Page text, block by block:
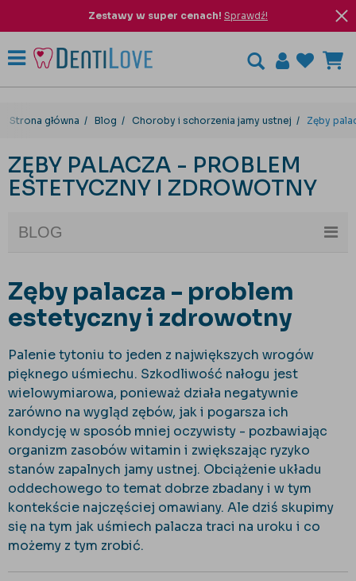
Zestawy w super cenach! Sprawdź!
Strona główna Blog Choroby i schorzenia jamy ustnej Zęby
ZĘBY PALACZA - PROBLEM
ESTETYCZNY I ZDROWOTNY
BLOG
Zęby palacza - problem
estetyczny i zdrowotny
Palenie tytoniu to jeden z największych wrogów
pięknego uśmiechu. Szkodliwość nałogu jest
wielowymiarowa, ponieważ działa negatywnie
zarówno na wygląd zębów, jak i pogarsza ich
kondycję w sposób mniej oczywisty - pozbawiając
organizm zasobów witamin i zwiększając ryzyko
stanów zapalnych jamy ustnej. Obciążenie układu
oddechowego to temat dobrze zbadany i w tym
kontekście najczęściej omawiany. Ale dziś skupimy
się na tym jak uśmiech palacza traci na uroku i co
możemy z tym zrobić.